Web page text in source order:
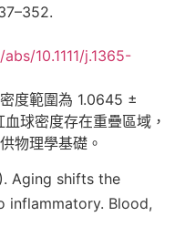
10.1111/j.1365-
度範圍為 1.0645 ±
球密度存在重疊區域，
物理學基礎。
Aging shifts the
Blood,